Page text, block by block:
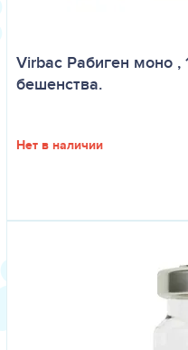
Virbac Рабиген моно ,
бешенства.
Нет в наличии